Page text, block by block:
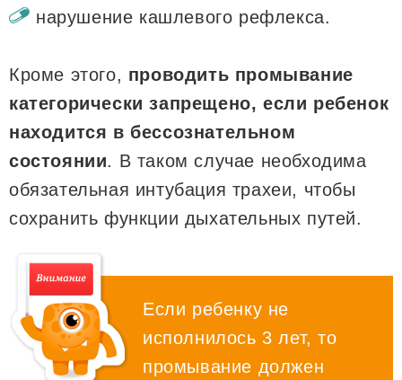
нарушение кашлевого рефлекса.
Кроме этого, проводить промывание
категорически запрещено, если ребенок
находится в бессознательном
состоянии. В таком случае необходима
обязательная интубация трахеи, чтобы
сохранить функции дыхательных путей.
Если ребенку не
исполнилось 3 лет, то
промывание должен